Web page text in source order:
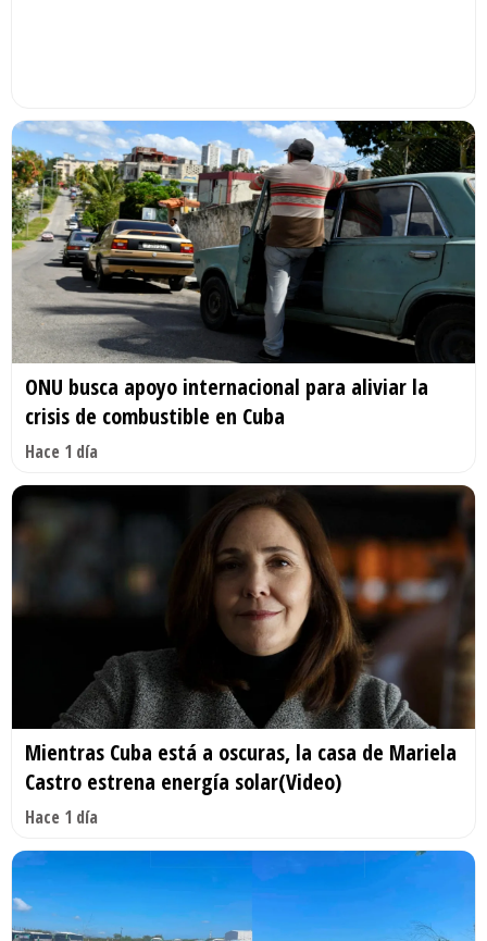
ONU busca apoyo internacional para aliviar la
crisis de combustible en Cuba
Hace 1 día
Mientras Cuba está a oscuras, la casa de Mariela
Castro estrena energía solar(Video)
Hace 1 día